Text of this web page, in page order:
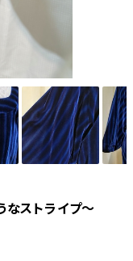
ストライプ〜